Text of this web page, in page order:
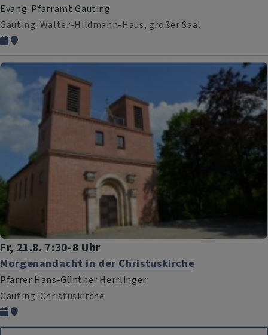
Evang. Pfarramt Gauting
Gauting Walter-Hildmann-Haus, großer Saal
Fr, 21.8. 7:30-8 Uhr
Morgenandacht in der Christuskirche
Pfarrer Hans-Günther Herrlinger
Gauting Christuskirche